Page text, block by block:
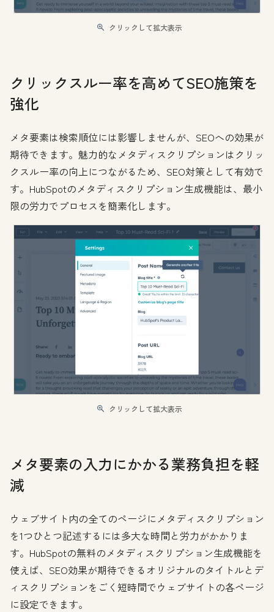
クリックして拡大表示
クリックスルー率を高めてSEO施策を
強化
メタ要素は検索順位には影響しませんが、SEOへの効果が
期待できます。魅力的なメタディスクリプションはクリッ
クスルー率の向上につながるため、SEO対策として有効で
す。HubSpotのメタディスクリプション生成機能は、最小
限の労力でプロセスを簡素化します。
クリックして拡大表示
メタ要素の入力にかかる業務負担を軽
減
ウェブサイト内の全てのページにメタディスクリプション
を1つひとつ記述するには多大な時間と労力がかかりま
す。HubSpotの無料のメタディスクリプション生成機能を
使えば、SEO効果が期待できるオリジナルのタイトルとデ
ィスクリプションをごく短時間でウェブサイトの各ページ
に設定できます。